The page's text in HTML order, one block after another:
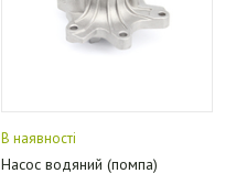
В наявності
Насос водяний (помпа)